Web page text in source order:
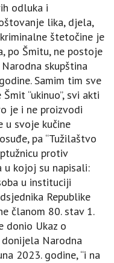
odluka i
lika, djela,
štetočine je
po Šmitu, ne postoje
skupština
Samim tim sve
“ukinuo”, svi akti
je i ne proizvodi
u svoje kučine
pa “Tužilaštvo
protiv
u kojoj su napisali:
u instituciji
Republike
članom 80. stav 1.
donio Ukaz o
donijela Narodna
2023. godine, “i na